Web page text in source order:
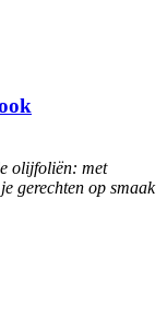
olijfoliën: met
gerechten op smaak